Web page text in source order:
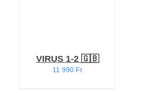
VIRUS 1-2 🇬🇧
11 990 Ft